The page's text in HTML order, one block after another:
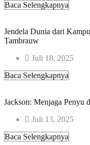
Baca Selengkapnya
Jendela Dunia dari
Tambrauw
Juli 18, 2025
Baca Selengkapnya
Jackson: Menjaga Penyu
Juli 13, 2025
Baca Selengkapnya